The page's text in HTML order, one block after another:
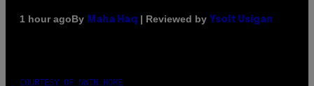
1 hour agoBy Maha Haq | Reviewed by Ysolt Usigan
COURTESY OF NWTN HOME